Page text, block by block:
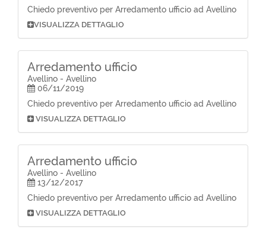
Chiedo preventivo per Arredamento ufficio ad Avellino
VISUALIZZA DETTAGLIO
Arredamento ufficio
Avellino - Avellino
06/11/2019
Chiedo preventivo per Arredamento ufficio ad Avellino
VISUALIZZA DETTAGLIO
Arredamento ufficio
Avellino - Avellino
13/12/2017
Chiedo preventivo per Arredamento ufficio ad Avellino
VISUALIZZA DETTAGLIO